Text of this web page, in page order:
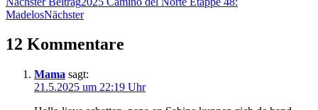
MadelosNächster
12 Kommentare
Mama sagt:
21.5.2025 um 22:19 Uhr